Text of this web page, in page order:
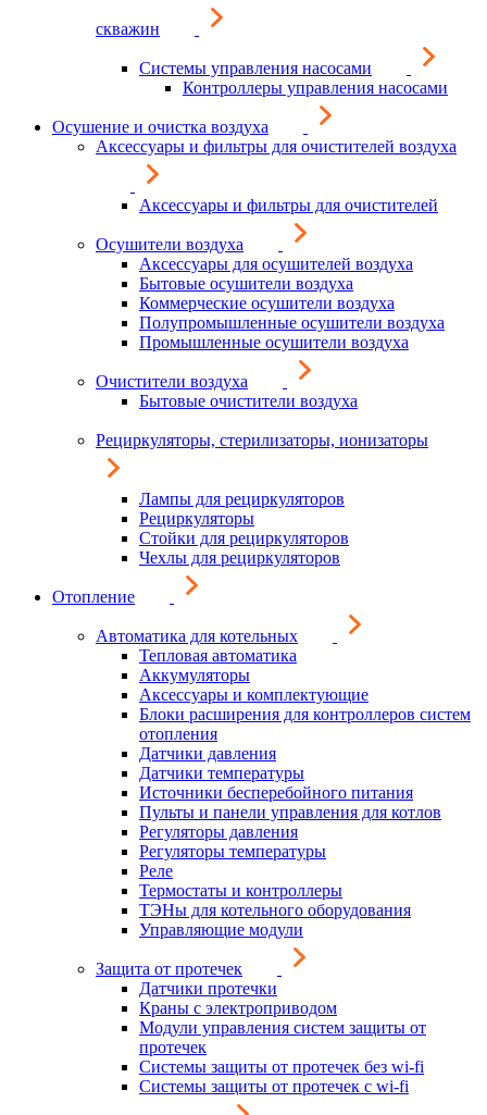
скважин
Системы управления насосами
Контроллеры управления насосами
Осушение и очистка воздуха
Аксессуары и фильтры для очистителей воздуха
Аксессуары и фильтры для очистителей
Осушители воздуха
Аксессуары для осушителей воздуха
Бытовые осушители воздуха
Коммерческие осушители воздуха
Полупромышленные осушители воздуха
Промышленные осушители воздуха
Очистители воздуха
Бытовые очистители воздуха
Рециркуляторы, стерилизаторы, ионизаторы
Лампы для рециркуляторов
Рециркуляторы
Стойки для рециркуляторов
Чехлы для рециркуляторов
Отопление
Автоматика для котельных
Тепловая автоматика
Аккумуляторы
Аксессуары и комплектующие
Блоки расширения для контроллеров систем
отопления
Датчики давления
Датчики температуры
Источники бесперебойного питания
Пульты и панели управления для котлов
Регуляторы давления
Регуляторы температуры
Реле
Термостаты и контроллеры
ТЭНы для котельного оборудования
Управляющие модули
Защита от протечек
Датчики протечки
Краны с электроприводом
Модули управления систем защиты от
протечек
Системы защиты от протечек без wi-fi
Системы защиты от протечек с wi-fi